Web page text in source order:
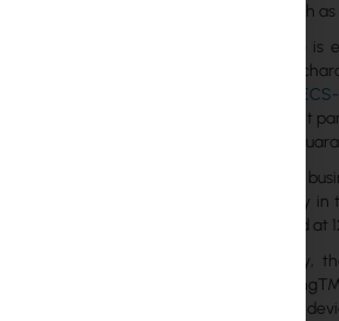
devices such as
The device
operating
on the front
680 Gbps
To ensure
redundancy
(each rated
Functionally,
connected